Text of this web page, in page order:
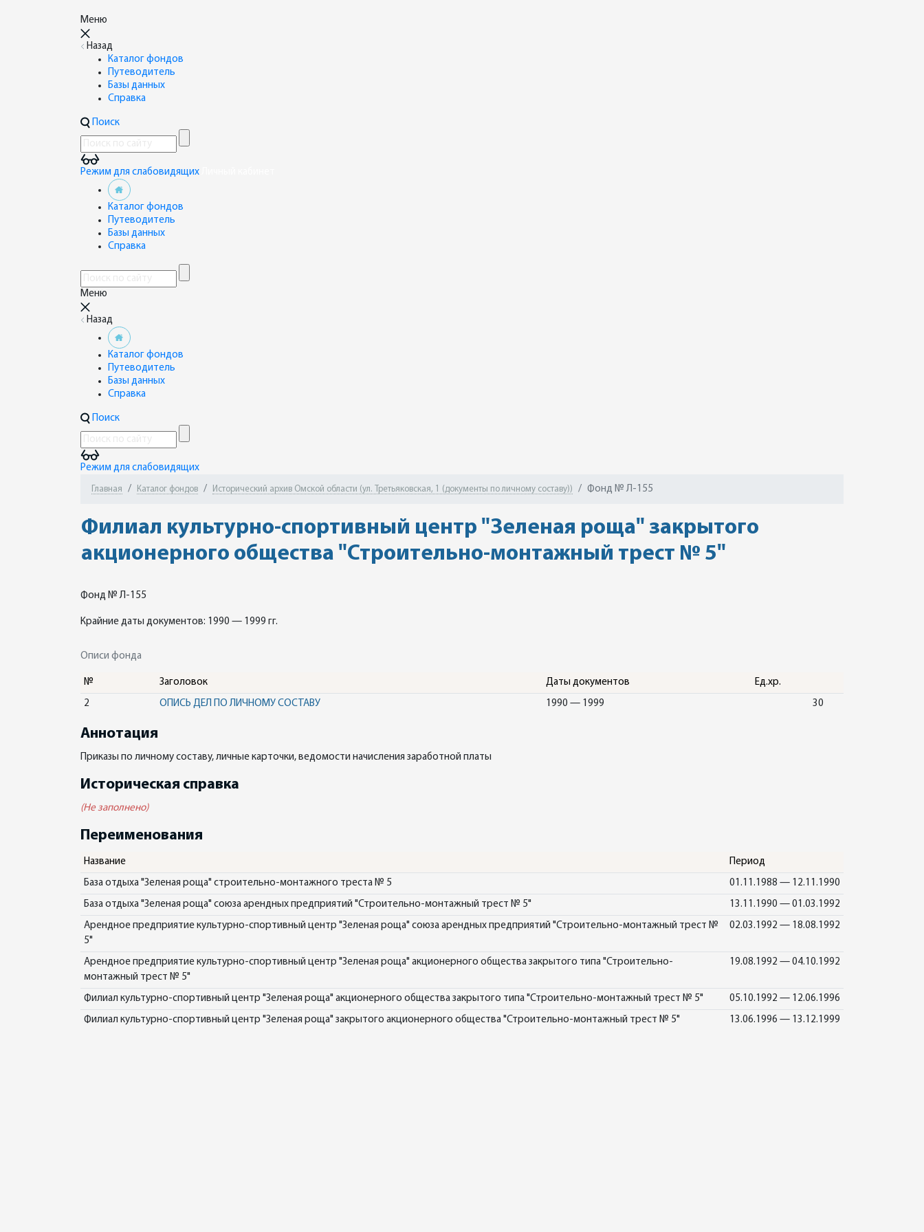
Меню
Назад
Каталог фондов
Путеводитель
Базы данных
Справка
Поиск
Режим для слабовидящих
Каталог фондов
Путеводитель
Базы данных
Справка
Меню
Назад
Каталог фондов
Путеводитель
Базы данных
Справка
Поиск
Режим для слабовидящих
Главная Каталог фондов Исторический архив Омской области (ул. Третьяковская, 1 (документы по личному составу)) Фонд № Л-155
Филиал культурно-спортивный центр "Зеленая роща" закрытого
акционерного общества "Строительно-монтажный трест № 5"
Фонд № Л-155
Крайние даты документов: 1990 — 1999 гг.
Описи фонда
№ Заголовок Даты документов Ед.хр.
2 ОПИСЬ ДЕЛ ПО ЛИЧНОМУ СОСТАВУ 1990 — 1999 30
Аннотация
Приказы по личному составу, личные карточки, ведомости начисления заработной платы
Историческая справка
(Не заполнено)
Переименования
Название Период
База отдыха "Зеленая роща" строительно-монтажного треста № 5 01.11.1988 — 12.11.1990
База отдыха "Зеленая роща" союза арендных предприятий "Строительно-монтажный трест № 5" 13.11.1990 — 01.03.1992
Арендное предприятие культурно-спортивный центр "Зеленая роща" союза арендных предприятий "Строительно-монтажный трест №
5"
02.03.1992 — 18.08.1992
Арендное предприятие культурно-спортивный центр "Зеленая роща" акционерного общества закрытого типа "Строительно-
монтажный трест № 5"
19.08.1992 — 04.10.1992
Филиал культурно-спортивный центр "Зеленая роща" акционерного общества закрытого типа "Строительно-монтажный трест № 5" 05.10.1992 — 12.06.1996
Филиал культурно-спортивный центр "Зеленая роща" закрытого акционерного общества "Строительно-монтажный трест № 5" 13.06.1996 — 13.12.1999